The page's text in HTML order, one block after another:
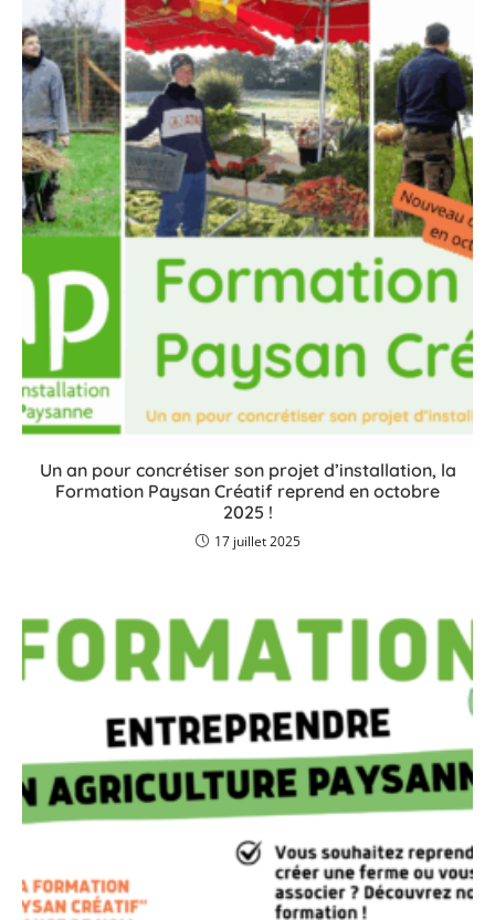
Un an pour concrétiser son projet d’installation, la
Formation Paysan Créatif reprend en octobre
2025 !
17 juillet 2025